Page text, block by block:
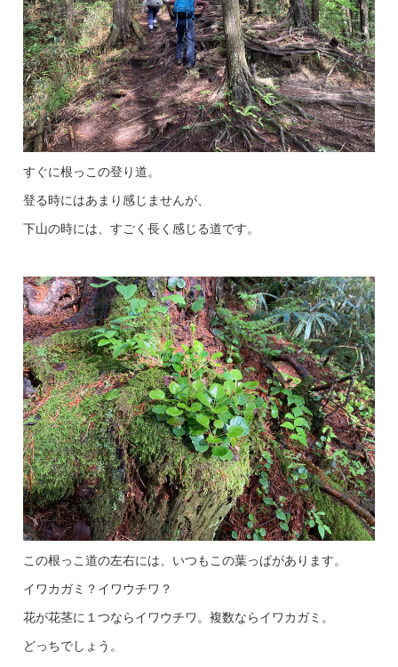
すぐに根っこの登り道。
登る時にはあまり感じませんが、
下山の時には、すごく長く感じる道です。
この根っこ道の左右には、いつもこの葉っぱがあります。
イワカガミ？イワウチワ？
花が花茎に１つならイワウチワ。複数ならイワカガミ。
どっちでしょう。